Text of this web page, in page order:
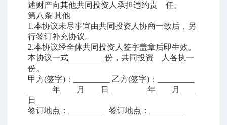
述财产向其他共同投资人承担违约责
任。
第八条 其他
1.本协议未尽事宜由共同投资人协商一致后，另
行签订补充协议。
2.本协议经全体共同投资人签字盖章后即生效。
本协议一式
份，共同投资 人各执一
份。
甲方(签字) ： 乙方(签字) ：
年 月 日 年 月
日
签订地点：
签订地点：